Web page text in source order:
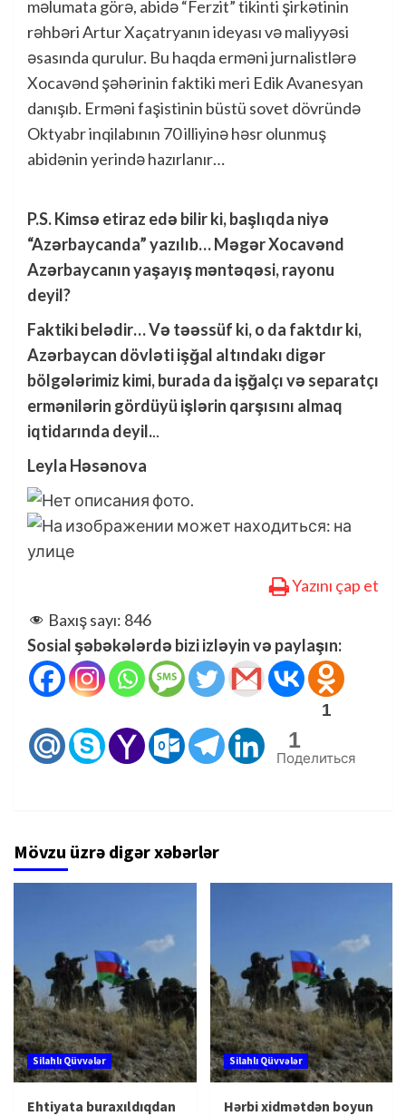
məlumata görə, abidə “Ferzit” tikinti şirkətinin
rəhbəri Artur Xaçatryanın ideyası və maliyyəsi
əsasında qurulur. Bu haqda erməni jurnalistlərə
Xocavənd şəhərinin faktiki meri Edik Avanesyan
danışıb. Erməni faşistinin büstü sovet dövründə
Oktyabr inqilabının 70 illiyinə həsr olunmuş
abidənin yerində hazırlanır…
P.S. Kimsə etiraz edə bilir ki, başlıqda niyə
“Azərbaycanda” yazılıb… Məgər Xocavənd
Azərbaycanın yaşayış məntəqəsi, rayonu
deyil?
Faktiki belədir… Və təəssüf ki, o da faktdır ki,
Azərbaycan dövləti işğal altındakı digər
bölgələrimiz kimi, burada da işğalçı və separatçı
ermənilərin gördüyü işlərin qarşısını almaq
iqtidarında deyil...
Leyla Həsənova
Yazını çap et
Baxış sayı: 846
Sosial şəbəkələrdə bizi izləyin və paylaşın:
1
1
Поделиться
Mövzu üzrə digər xəbərlər
Silahlı Qüvvələr
Ehtiyata buraxıldıqdan
Silahlı Qüvvələr
Hərbi xidmətdən boyun